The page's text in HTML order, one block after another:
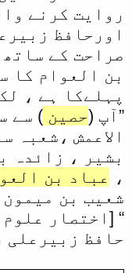
روایت کرنے
اورحافظ
صراحت کے
بن العوام کا
پہلےکا ہے ،
”آپ (حصین ) سے
الاعمش ،شعبہ
بشیر ، زائدہ
،
عباد بن
شعیب بن میمون
“ [اختصار
حافظ زبیرعلی